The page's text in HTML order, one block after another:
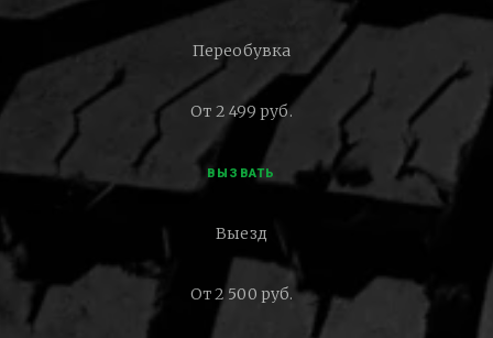
Переобувка
От 2 499 руб.
ВЫЗВАТЬ
Выезд
От 2 500 руб.